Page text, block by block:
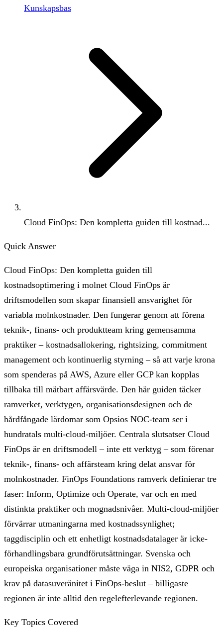
Kunskapsbas
Cloud FinOps: Den kompletta guiden till kostnad...
Quick Answer
Cloud FinOps: Den kompletta guiden till
kostnadsoptimering i molnet Cloud FinOps är
driftsmodellen som skapar finansiell ansvarighet för
variabla molnkostnader. Den fungerar genom att förena
teknik-, finans- och produktteam kring gemensamma
praktiker – kostnadsallokering, rightsizing, commitment
management och kontinuerlig styrning – så att varje krona
som spenderas på AWS, Azure eller GCP kan kopplas
tillbaka till mätbart affärsvärde. Den här guiden täcker
ramverket, verktygen, organisationsdesignen och de
hårdfångade lärdomar som Opsios NOC-team ser i
hundratals multi-cloud-miljöer. Centrala slutsatser Cloud
FinOps är en driftsmodell – inte ett verktyg – som förenar
teknik-, finans- och affärsteam kring delat ansvar för
molnkostnader. FinOps Foundations ramverk definierar tre
faser: Inform, Optimize och Operate, var och en med
distinkta praktiker och mognadsnivåer. Multi-cloud-miljöer
förvärrar utmaningarna med kostnadssynlighet;
taggdisciplin och ett enhetligt kostnadsdatalager är icke-
förhandlingsbara grundförutsättningar. Svenska och
europeiska organisationer måste väga in NIS2, GDPR och
krav på datasuveränitet i FinOps-beslut – billigaste
regionen är inte alltid den regelefterlevande regionen.
Key Topics Covered